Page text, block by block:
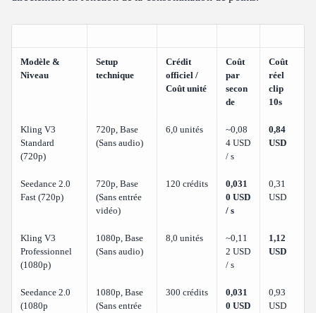
Modèle &
Niveau
Setup
technique
Crédit
officiel /
Coût unité
Coût
par
secon
de
Coût
réel
clip
10s
Kling V3
Standard
(720p)
720p, Base
(Sans audio)
6,0 unités
~0,08
4 USD
/ s
0,84
USD
Seedance 2.0
Fast (720p)
720p, Base
(Sans entrée
vidéo)
120 crédits
0,031
0 USD
/ s
0,31
USD
Kling V3
Professionnel
(1080p)
1080p, Base
(Sans audio)
8,0 unités
~0,11
2 USD
/ s
1,12
USD
Seedance 2.0
(1080p
1080p, Base
(Sans entrée
300 crédits
0,031
0 USD
0,93
USD